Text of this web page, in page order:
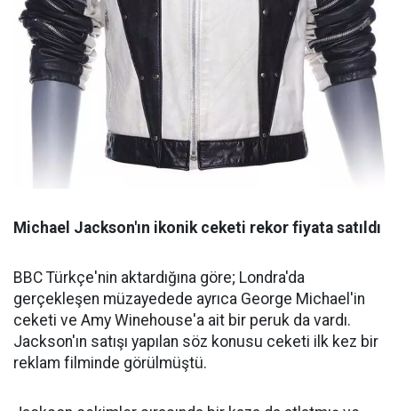
Michael Jackson'ın ikonik ceketi rekor fiyata satıldı
BBC Türkçe'nin aktardığına göre; Londra'da
gerçekleşen müzayedede ayrıca George Michael'in
ceketi ve Amy Winehouse'a ait bir peruk da vardı.
Jackson'ın satışı yapılan söz konusu ceketi ilk kez bir
reklam filminde görülmüştü.